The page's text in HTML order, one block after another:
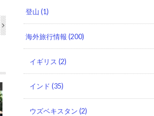
登山(1)
海外旅行情報(200)
イギリス (2)
インド (35)
ウズベキスタン (2)